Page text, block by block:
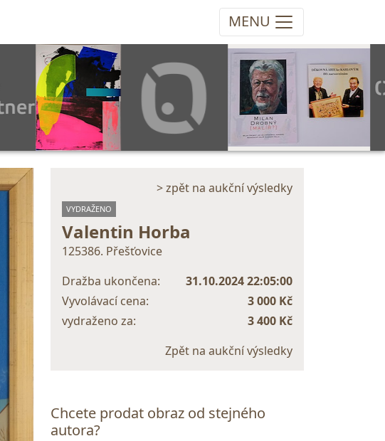
MENU
> zpět na aukční výsledky
VYDRAŽENO
Valentin Horba
125386. Přešťovice
Dražba ukončena:
31.10.2024 22:05:00
Vyvolávací cena:
3 000 Kč
vydraženo za:
3 400 Kč
Zpět na aukční výsledky
Chcete prodat obraz od stejného
autora?